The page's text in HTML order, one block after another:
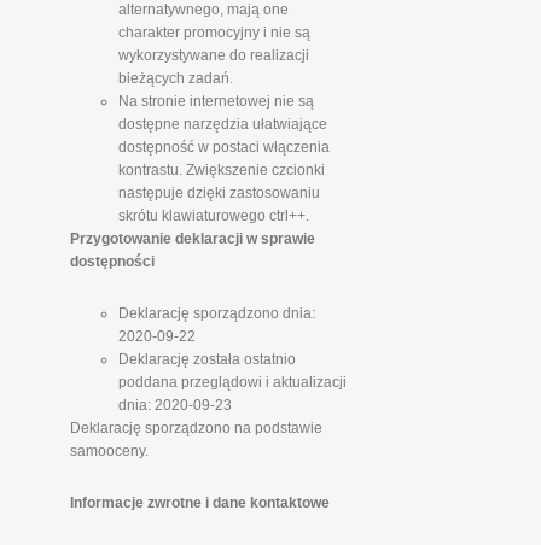
alternatywnego, mają one
charakter promocyjny i nie są
wykorzystywane do realizacji
bieżących zadań.
Na stronie internetowej nie są
dostępne narzędzia ułatwiające
dostępność w postaci włączenia
kontrastu. Zwiększenie czcionki
następuje dzięki zastosowaniu
skrótu klawiaturowego ctrl++.
Przygotowanie deklaracji w sprawie
dostępności
Deklarację sporządzono dnia:
2020-09-22
Deklarację została ostatnio
poddana przeglądowi i aktualizacji
dnia: 2020-09-23
Deklarację sporządzono na podstawie
samooceny.
Informacje zwrotne i dane kontaktowe